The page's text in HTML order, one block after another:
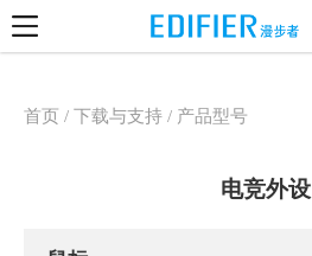
首页 / 下载与支持 / 产品型号
电竞外设